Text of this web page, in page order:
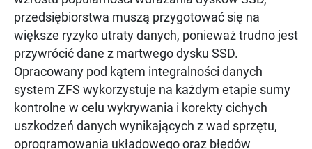
przedsiębiorstwa muszą przygotować się na
większe ryzyko utraty danych, ponieważ trudno jest
przywrócić dane z martwego dysku SSD.
Opracowany pod kątem integralności danych
system ZFS wykorzystuje na każdym etapie sumy
kontrolne w celu wykrywania i korekty cichych
uszkodzeń danych wynikających z wad sprzętu,
oprogramowania układowego oraz błędów